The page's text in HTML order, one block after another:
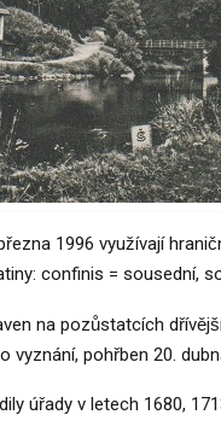
1996 využívají
confinis = sousední,
na pozůstatcích
pohřben 20.
úřady v letech 1680,